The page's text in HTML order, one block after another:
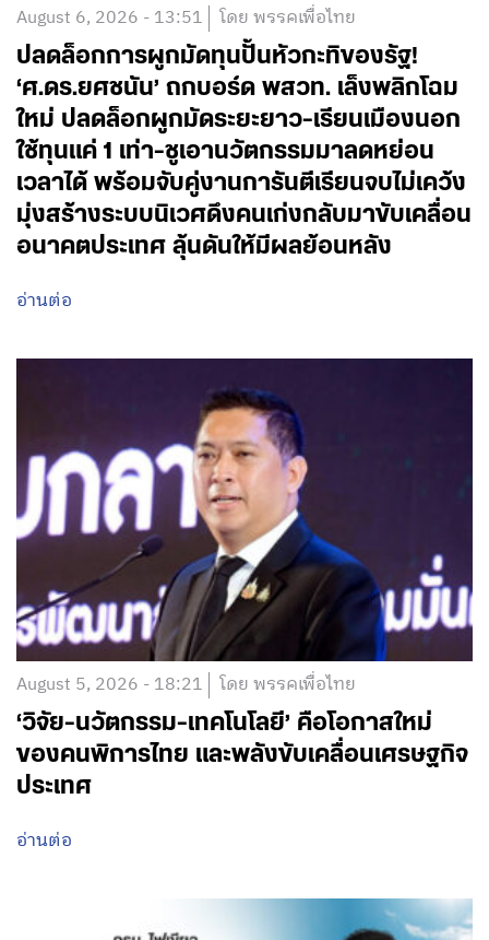
August 6, 2026 - 13:51 โดย พรรคเพื่อไทย
ปลดล็อกการผูกมัดทุนปั้นหัวกะทิของรัฐ!
‘ศ.ดร.ยศชนัน’ ถกบอร์ด พสวท. เล็งพลิกโฉม
ใหม่ ปลดล็อกผูกมัดระยะยาว-เรียนเมืองนอก
ใช้ทุนแค่ 1 เท่า-ชูเอานวัตกรรมมาลดหย่อน
เวลาได้ พร้อมจับคู่งานการันตีเรียนจบไม่เคว้ง
มุ่งสร้างระบบนิเวศดึงคนเก่งกลับมาขับเคลื่อน
อนาคตประเทศ ลุ้นดันให้มีผลย้อนหลัง
อ่านต่อ
August 5, 2026 - 18:21 โดย พรรคเพื่อไทย
‘วิจัย-นวัตกรรม-เทคโนโลยี’ คือโอกาสใหม่
ของคนพิการไทย และพลังขับเคลื่อนเศรษฐกิจ
ประเทศ
อ่านต่อ